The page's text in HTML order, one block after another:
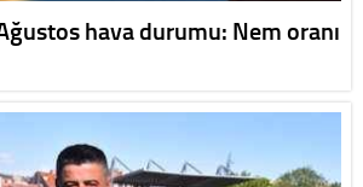
hava durumu: Nem oranı